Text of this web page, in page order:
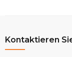
Kontaktieren